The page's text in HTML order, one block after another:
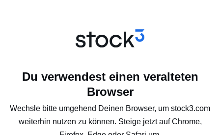
Du verwendest einen veralteten
Browser
Wechsle bitte umgehend Deinen Browser, um stock3.com
weiterhin nutzen zu können. Steige jetzt auf Chrome,